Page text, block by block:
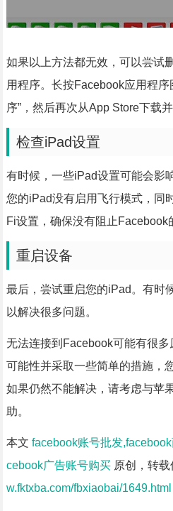
如果以上方法都无效，可以尝试
用程序。长按Facebook应用程序
序”，然后再次从App Store下载
检查iPad设置
有时候，一些iPad设置可能会影
您的iPad没有启用飞行模式，同
Fi设置，确保没有阻止Facebook
重启设备
最后，尝试重启您的iPad。有时
以解决很多问题。
无法连接到Facebook可能有很
可能性并采取一些简单的措施，
如果仍然不能解决，请考虑与苹
助。
本文 facebook账号批发
cebook广告账号购买原创，转载
w.fktxba.com/fbxiaobai/1649.html